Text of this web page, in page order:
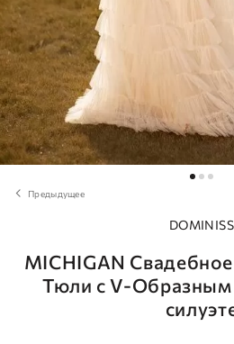
Предыдущее
DOMINISS
MICHIGAN
Тюли с V-Образным